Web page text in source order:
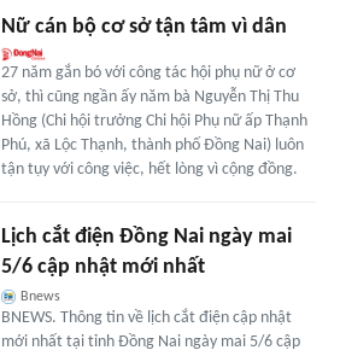
Nữ cán bộ cơ sở tận tâm vì dân
27 năm gắn bó với công tác hội phụ nữ ở cơ
sở, thì cũng ngần ấy năm bà Nguyễn Thị Thu
Hồng (Chi hội trưởng Chi hội Phụ nữ ấp Thạnh
Phú, xã Lộc Thạnh, thành phố Ðồng Nai) luôn
tận tụy với công việc, hết lòng vì cộng đồng.
Lịch cắt điện Đồng Nai ngày mai
5/6 cập nhật mới nhất
Bnews
BNEWS. Thông tin về lịch cắt điện cập nhật
mới nhất tại tỉnh Đồng Nai ngày mai 5/6 cập